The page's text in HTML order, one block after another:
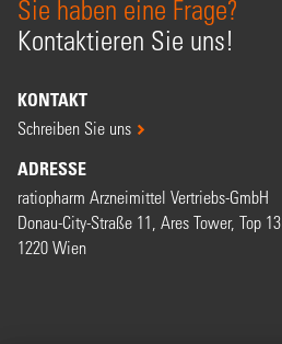
Sie haben eine Frage?
Kontaktieren Sie uns!
KONTAKT
Schreiben Sie uns
ADRESSE
ratiopharm Arzneimittel Vertriebs-GmbH
Donau-City-Straße 11, Ares Tower, Top 13
1220 Wien